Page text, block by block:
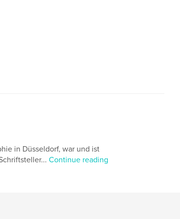
in Düsseldorf, war und ist
Continue reading